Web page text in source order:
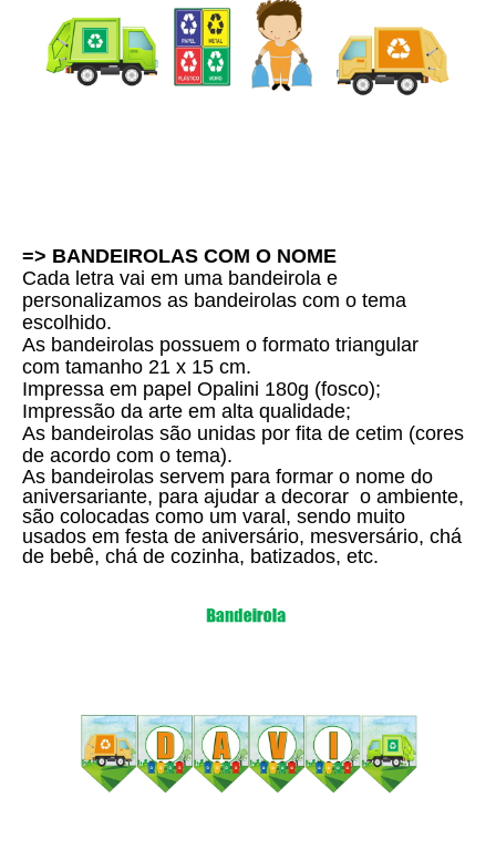
=> BANDEIROLAS COM O NOME
Cada letra vai em uma bandeirola e
personalizamos as bandeirolas com o tema
escolhido.
As bandeirolas possuem o formato triangular
com tamanho 21 x 15 cm.
Impressa em papel Opalini 180g (fosco);
Impressão da arte em alta qualidade;
As bandeirolas são unidas por fita de cetim (cores
de acordo com o tema).
As bandeirolas servem para formar o nome do
aniversariante, para ajudar a decorar o ambiente,
são colocadas como um varal, sendo muito
usados em festa de aniversário, mesversário, chá
de bebê, chá de cozinha, batizados, etc.